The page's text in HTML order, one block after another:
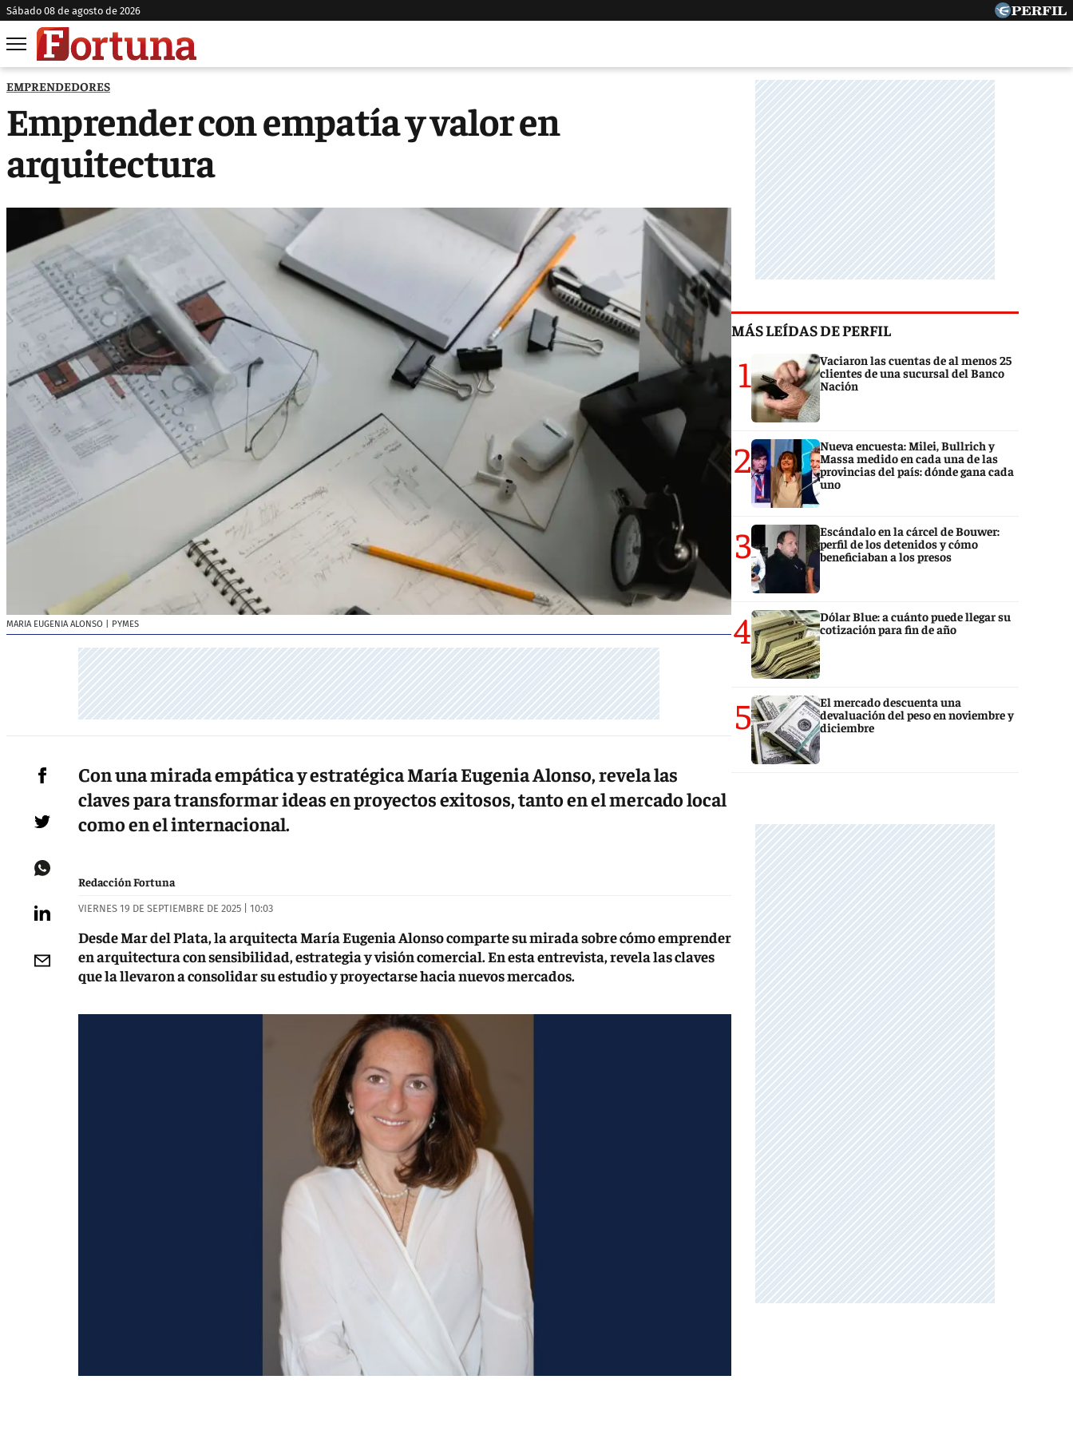
sábado 08 de agosto de 2026
EMPRENDEDORES
Emprender con empatía y valor en
arquitectura
MARIA EUGENIA ALONSO | PYMES
Con una mirada empática y estratégica María Eugenia Alonso, revela las
claves para transformar ideas en proyectos exitosos, tanto en el mercado local
como en el internacional.
Redacción Fortuna
VIERNES 19 DE SEPTIEMBRE DE 2025 | 10:03
Desde Mar del Plata, la arquitecta María Eugenia Alonso comparte su mirada sobre cómo emprender
en arquitectura con sensibilidad, estrategia y visión comercial. En esta entrevista, revela las claves
que la llevaron a consolidar su estudio y proyectarse hacia nuevos mercados.
MÁS LEÍDAS DE PERFIL
1
Vaciaron las cuentas de al menos 25
clientes de una sucursal del Banco
Nación
2
Nueva encuesta: Milei, Bullrich y
Massa medido en cada una de las
provincias del país: dónde gana cada
uno
3
Escándalo en la cárcel de Bouwer:
perfil de los detenidos y cómo
beneficiaban a los presos
4
Dólar Blue: a cuánto puede llegar su
cotización para fin de año
5
El mercado descuenta una
devaluación del peso en noviembre y
diciembre